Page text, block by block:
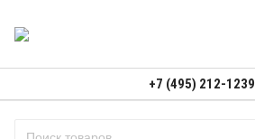
+7 (495) 212-1239